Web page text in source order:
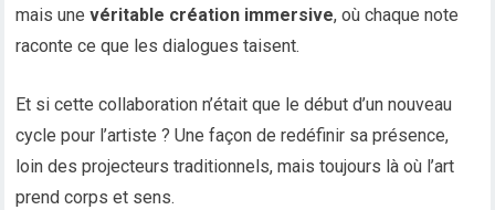
mais unevéritable création immersive, où chaque note
raconte ce que les dialogues taisent.
Et si cette collaboration n’était que le début d’un nouveau
cycle pour l’artiste ? Une façon de redéfinir sa présence,
loin des projecteurs traditionnels, mais toujours là où l’art
prend corps et sens.